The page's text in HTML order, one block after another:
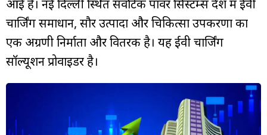
आई है। नई दिल्ली स्थित सर्वोटेक पावर सिस्टम्स देश में ईवी
चार्जिंग समाधान, सौर उत्पादों और चिकित्सा उपकरणों का
एक अग्रणी निर्माता और वितरक है। यह ईवी चार्जिंग
सॉल्यूशन प्रोवाइडर है।